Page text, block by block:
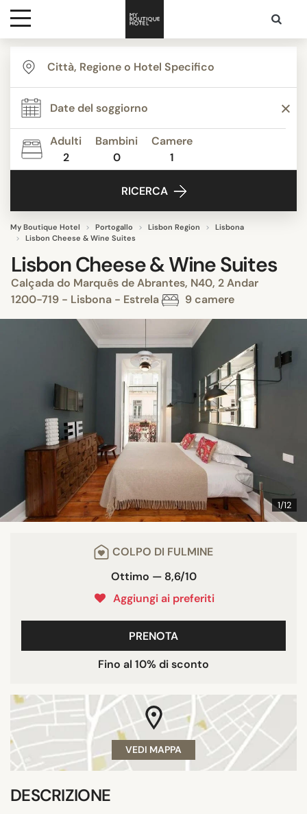
Destinazioni
Ispirazione
Contatti
Adulti
2
Bambini
0
Camere
1
RICERCA
My Boutique Hotel Portogallo Lisbon Region
Lisbona
Lisbon Cheese & Wine Suites
Lisbon Cheese & Wine Suites
Calçada do Marquês de Abrantes, N40, 2 Andar
1200-719 - Lisbona - Estrela
9 camere
1/12
COLPO DI FULMINE
Ottimo — 8,6/10
Aggiungi ai preferiti
PRENOTA
Fino al 10% di sconto
VEDI MAPPA
DESCRIZIONE